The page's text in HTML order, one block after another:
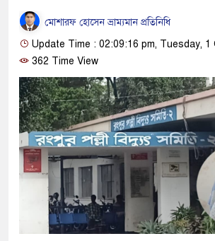
মোশারফ হোসেন ভ্রাম্যমান প্রতিনিধি
Update Time : 02:09:16 pm, Tuesday,
362 Time View